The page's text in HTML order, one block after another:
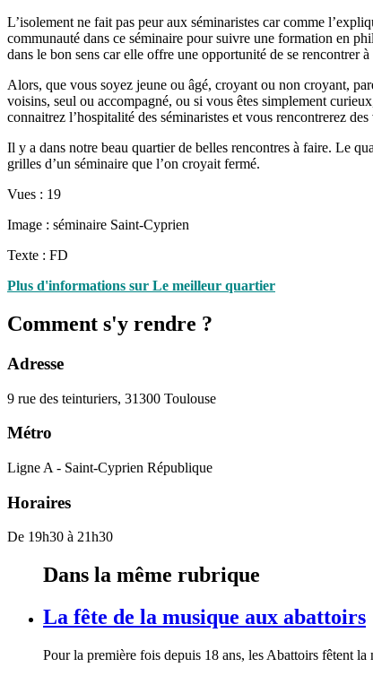
L’isolement ne fait pas peur aux séminaristes car comme
communauté dans ce séminaire pour suivre une formation en
dans le bon sens car elle offre une opportunité de se rencontrer
Alors, que vous soyez jeune ou âgé, croyant ou non croyant,
voisins, seul ou accompagné, ou si vous êtes simplement
connaitrez l’hospitalité des séminaristes et vous rencontrerez
Il y a dans notre beau quartier de belles rencontres à faire. Le
grilles d’un séminaire que l’on croyait fermé.
Vues : 19
Image : séminaire Saint-Cyprien
Texte : FD
Plus d'informations sur Le meilleur quartier
Comment s'y rendre ?
Adresse
9 rue des teinturiers, 31300 Toulouse
Métro
Ligne A - Saint-Cyprien République
Horaires
De 19h30 à 21h30
Dans la même rubrique
La fête de la musique aux abattoirs
Pour la première fois depuis 18 ans, les Abattoirs fêtent